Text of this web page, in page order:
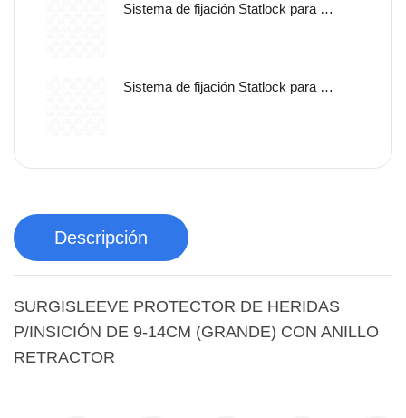
Sistema de fijación Statlock para sonda nasogástrica y sondas de alimentación enteral, tamaño pediátrico, auto adherible.
Sistema de fijación Statlock para sonda nasogástrica y sondas de alimentación enteral, tamaño pediátrico, libre de latex.
Descripción
SURGISLEEVE PROTECTOR DE HERIDAS
P/INSICIÓN DE 9-14CM (GRANDE) CON ANILLO
RETRACTOR